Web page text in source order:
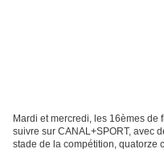
Mardi et mercredi, les 16èmes
suivre sur CANAL+SPORT, avec
stade de la compétition, quatorze